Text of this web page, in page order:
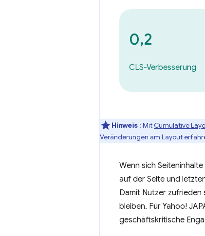
0,2
CLS-Verbesserung
Hinweis : Mit Cumulative
Veränderungen am Layout
Wenn sich
auf der Seite und
Damit Nutzer zufrieden
bleiben. Für Yahoo!
geschäftskritische